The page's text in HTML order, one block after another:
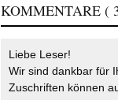
KOMMENTARE (
Liebe Leser!
Wir sind dankbar für
Zuschriften können